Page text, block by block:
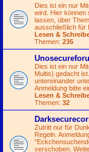
Dies ist ein nur
wird. Hier können
lassen, über
ausschließlich für
Lesen &
Themen: 235
Dies ist ein nur
Multis) gedacht
untereinander
Anmeldung bitte
Lesen &
Themen: 32
Zutritt nur für
Regeln.
verschoben.